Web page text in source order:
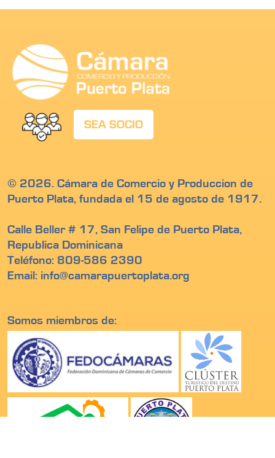
SEA SOCIO
© 2026. Cámara de Comercio y Produccion de
Puerto Plata, fundada el 15 de agosto de 1917.
Calle Beller # 17, San Felipe de Puerto Plata,
Republica Dominicana
Teléfono: 809-586 2390
Email: info@camarapuertoplata.org
Somos miembros de: